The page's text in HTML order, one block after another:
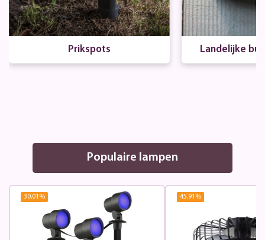
Prikspots Landelijke
Populaire lampen
30.01 % 45.91 %